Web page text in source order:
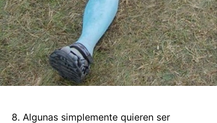
8. Algunas simplemente quieren ser